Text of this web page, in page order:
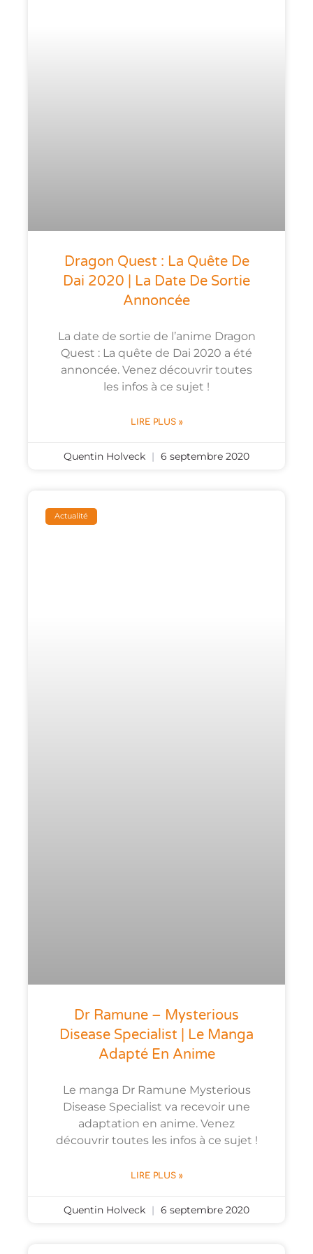
Dragon Quest : La Quête De
Dai 2020 | La Date De Sortie
Annoncée
La date de sortie de l’anime Dragon
Quest : La quête de Dai 2020 a été
annoncée. Venez découvrir toutes
les infos à ce sujet !
LIRE PLUS »
Quentin Holveck 6 septembre 2020
Actualité
Dr Ramune – Mysterious
Disease Specialist | Le Manga
Adapté En Anime
Le manga Dr Ramune Mysterious
Disease Specialist va recevoir une
adaptation en anime. Venez
découvrir toutes les infos à ce sujet !
LIRE PLUS »
Quentin Holveck 6 septembre 2020